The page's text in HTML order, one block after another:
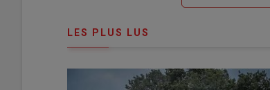
LES PLUS LUS